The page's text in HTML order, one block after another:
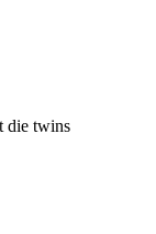
die twins